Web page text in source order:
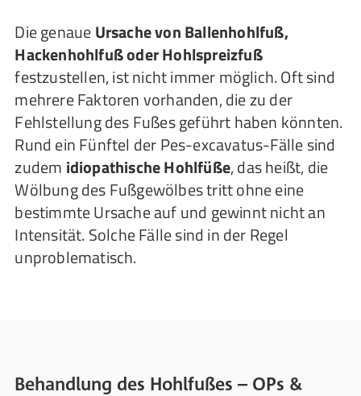
Die genaueUrsache von Ballenhohlfuß,
Hackenhohlfuß oder Hohlspreizfuß
festzustellen, ist nicht immer möglich. Oft sind
mehrere Faktoren vorhanden, die zu der
Fehlstellung des Fußes geführt haben könnten.
Rund ein Fünftel der Pes-excavatus-Fälle sind
zudem idiopathische Hohlfüße, das heißt, die
Wölbung des Fußgewölbes tritt ohne eine
bestimmte Ursache auf und gewinnt nicht an
Intensität. Solche Fälle sind in der Regel
unproblematisch.
Behandlung des Hohlfußes – OPs &